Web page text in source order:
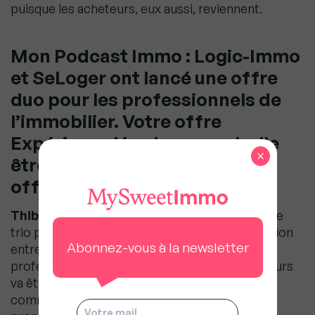
puisque les acheteurs, eux aussi, reviennent.
Mon Podcast Immo : Logic-Immo
et SeLoger ont lancé une offre
duo pour les professionnels de
l’immobilier. Votre offre
Expérience Vendeurs peut-elle
être considérée comme une
offre trio ?
Thibault Remy: Effectivement, c’est une offre
trio pour la partie qui concerne la mise en relation
entre les particuliers vendeurs et les
professionnels. Cette offre Expérience Vendeurs
va être commercialisée par les équipes
commerciales de Meilleurs Agents qui vont
Abonnez-vous à la newsletter
×